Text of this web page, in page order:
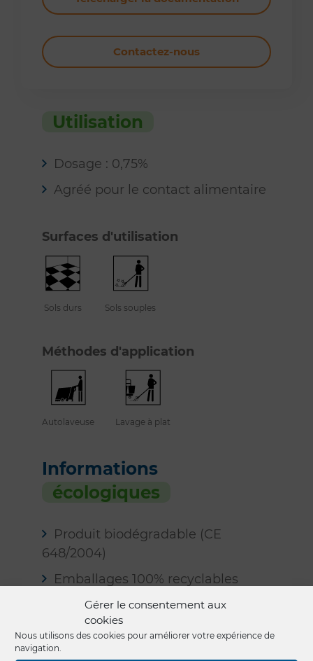
Gérer le consentement aux
cookies
Nous utilisons des cookies pour améliorer votre expérience de
navigation.
Contactez-nous
Utilisation
Dosage : 0,75%
Agréé pour le contact alimentaire
Surfaces d'utilisation
Sols durs Sols souples
Méthodes d'application
Autolaveuse Lavage à plat
Informations
écologiques
Produit biodégradable (CE
648/2004)
Emballages 100% recyclables
Sécurité
Sans valeurs limites d’exposition